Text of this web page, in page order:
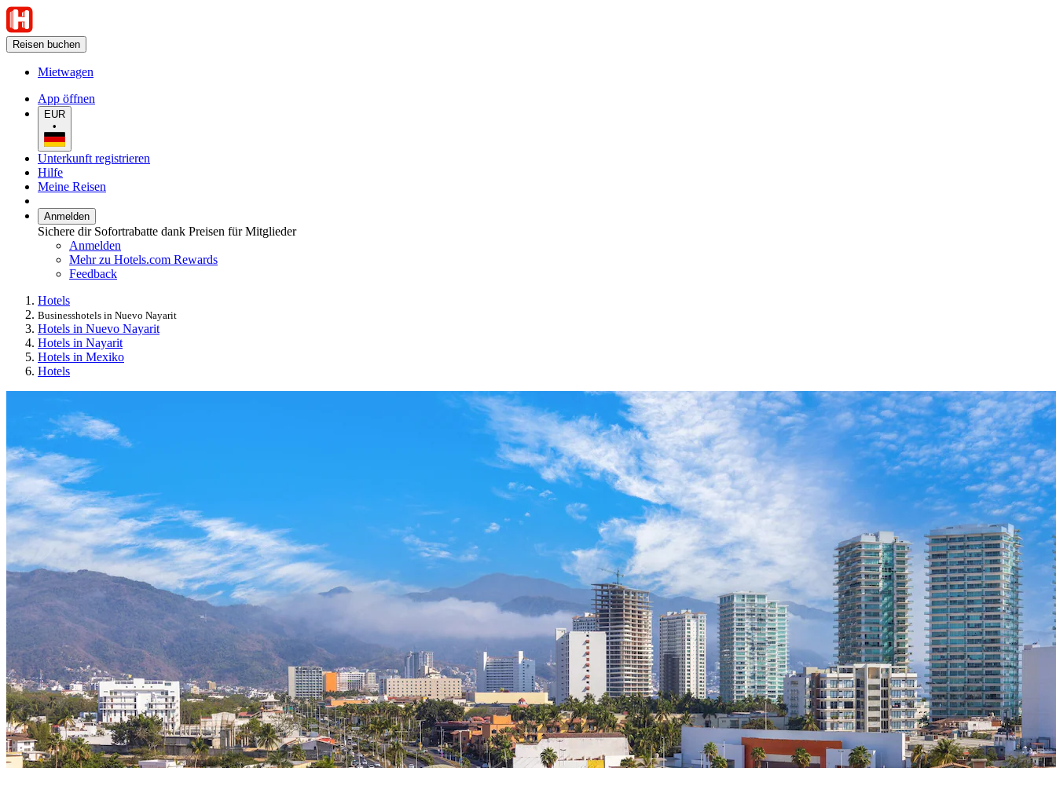
Reisen buchen
Mietwagen
App öffnen
EUR
•
Unterkunft registrieren
Hilfe
Meine Reisen
Anmelden
Sichere dir Sofortrabatte dank Preisen für Mitglieder
Anmelden
Mehr zu Hotels.com Rewards
Feedback
Hotels
Businesshotels in Nuevo Nayarit
Hotels in Nuevo Nayarit
Hotels in Nayarit
Hotels in Mexiko
Hotels